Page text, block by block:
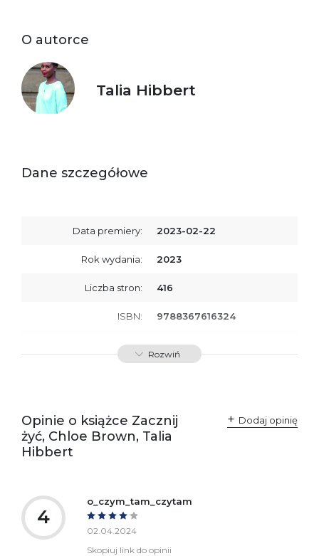
O autorce
Talia Hibbert
Dane szczegółowe
Data premiery: 2023-02-22
Rok wydania: 2023
Liczba stron: 416
ISBN: 9788367616324
SKU: E800304
Polska
kontakt@wydajenamsie.pl
+48 61 623 38 38
Rozwiń
Opinie o książce Zacznij
żyć, Chloe Brown, Talia
Hibbert
Dodaj opinię
4
o_czym_tam_czytam
02.04.2024
Skopiuj link do opinii